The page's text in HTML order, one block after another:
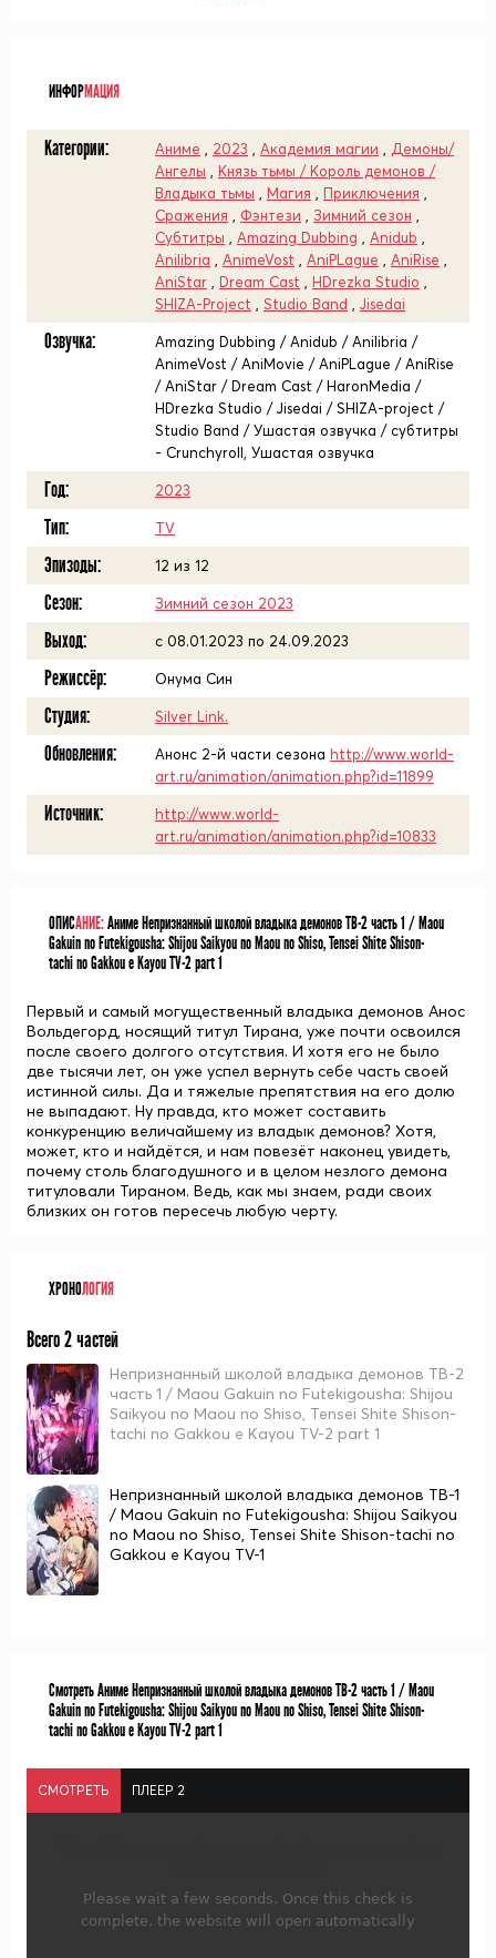
ИНФОРМАЦИЯ
Категории: Аниме 2023 Академия магии
Демоны/
Ангелы
Князь тьмы / Король демонов /
Владыка тьмы
Магия Приключения
Сражения
Фэнтези Зимний сезон
Субтитры
Amazing Dubbing Anidub
Anilibria
AnimeVost AniPLague AniRise
AniStar
Dream Cast HDrezka Studio
SHIZA-Project
Studio Band Jisedai
Озвучка:
Amazing Dubbing / Anidub / Anilibria /
AnimeVost / AniMovie / AniPLague / AniRise
/ AniStar / Dream Cast / HaronMedia /
HDrezka Studio / Jisedai / SHIZA-project /
Studio Band / Ушастая озвучка / субтитры
- Crunchyroll, Ушастая озвучка
Год: 2023
Тип: TV
Эпизоды: 12 из 12
Сезон: Зимний сезон 2023
Выход: c 08.01.2023 по 24.09.2023
Режиссёр: Онума Син
Студия: Silver Link.
Обновления: Анонс 2-й части сезона http://www.world-
art.ru/animation/animation.php?id=11899
Источник:
http://www.world-
art.ru/animation/animation.php?id=10833
ОПИСАНИЕ:Аниме Непризнанный школой владыка демонов ТВ-2 часть 1 / Maou
Gakuin no Futekigousha: Shijou Saikyou no Maou no Shiso, Tensei Shite Shison-
tachi no Gakkou e Kayou TV-2 part 1
Первый и самый могущественный владыка демонов Анос
Вольдегорд, носящий титул Тирана, уже почти освоился
после своего долгого отсутствия. И хотя его не было
две тысячи лет, он уже успел вернуть себе часть своей
истинной силы. Да и тяжелые препятствия на его долю
не выпадают. Ну правда, кто может составить
конкуренцию величайшему из владык демонов? Хотя,
может, кто и найдётся, и нам повезёт наконец увидеть,
почему столь благодушного и в целом незлого демона
титуловали Тираном. Ведь, как мы знаем, ради своих
близких он готов пересечь любую черту.
ХРОНОЛОГИЯ
Всего 2 частей
Непризнанный школой владыка демонов ТВ-2
часть 1 / Maou Gakuin no Futekigousha: Shijou
Saikyou no Maou no Shiso, Tensei Shite Shison-
tachi no Gakkou e Kayou TV-2 part 1
Непризнанный школой владыка демонов ТВ-1
/ Maou Gakuin no Futekigousha: Shijou Saikyou
no Maou no Shiso, Tensei Shite Shison-tachi no
Gakkou e Kayou TV-1
Смотреть Аниме Непризнанный школой владыка демонов ТВ-2 часть 1 / Maou
Gakuin no Futekigousha: Shijou Saikyou no Maou no Shiso, Tensei Shite Shison-
tachi no Gakkou e Kayou TV-2 part 1
СМОТРЕТЬ ПЛЕЕР 2